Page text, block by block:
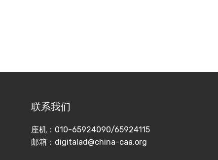
联系我们
座机：010-65924090/65924115
邮箱：digitalad@china-caa.org